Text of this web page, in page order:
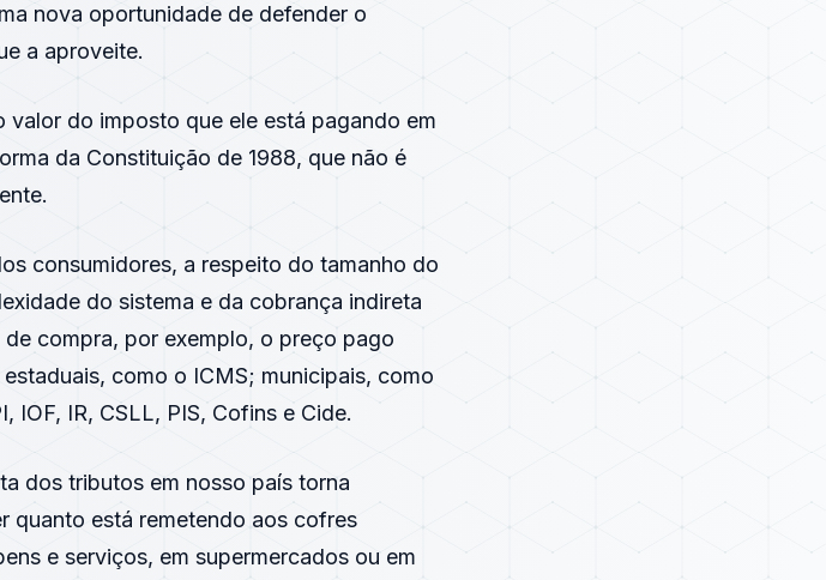
nova oportunidade de defender o
a aproveite.
do imposto que ele está pagando em
da Constituição de 1988, que não é
consumidores, a respeito do tamanho do
do sistema e da cobrança indireta
compra, por exemplo, o preço pago
como o ICMS; municipais, como
IOF, IR, CSLL, PIS, Cofins e Cide.
dos tributos em nosso país torna
quanto está remetendo aos cofres
e serviços, em supermercados ou em